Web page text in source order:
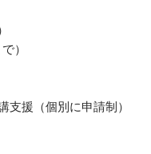
）
支援（個別に申請制）